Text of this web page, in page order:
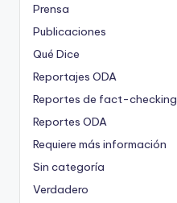
Prensa
Publicaciones
Qué Dice
Reportajes ODA
Reportes de fact-checking
Reportes ODA
Requiere más información
Sin categoría
Verdadero